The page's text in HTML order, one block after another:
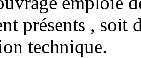
présents , soit
technique.